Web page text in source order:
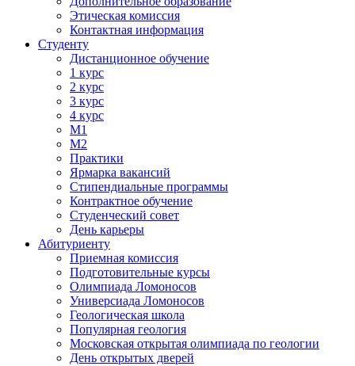
Этическая комиссия
Контактная информация
Студенту
Дистанционное обучение
1 курс
2 курс
3 курс
4 курс
М1
М2
Практики
Ярмарка вакансий
Стипендиальные программы
Контрактное обучение
Студенческий совет
День карьеры
Абитуриенту
Приемная комиссия
Подготовительные курсы
Олимпиада Ломоносов
Универсиада Ломоносов
Геологическая школа
Популярная геология
Московская открытая олимпиада по геологии
День открытых дверей